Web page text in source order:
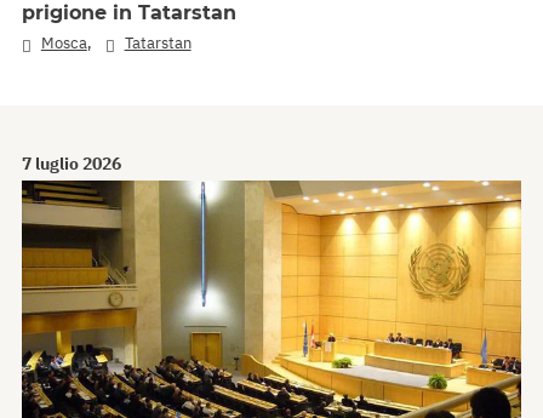
prigione in Tatarstan
Mosca, Tatarstan
7 luglio 2026